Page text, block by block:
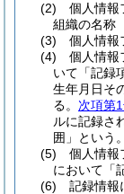
(2)
個人情報
組織の名称
(3)
個人情報
(4)
個人情報
いて「記録
生年月日そ
る。 次項第
ルに記録さ
囲」という
(5)
個人情報
において「
(6)
記録情報